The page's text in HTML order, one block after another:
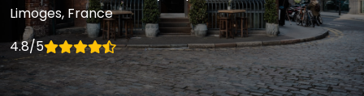
Limoges, France
4.8/5